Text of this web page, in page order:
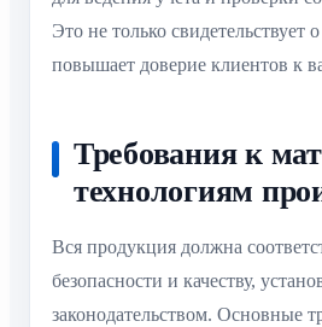
Это не только свидетельствует
повышает доверие клиентов к
Требования к
технологиям
Вся продукция должна
безопасности и качеству,
законодательством. Основные